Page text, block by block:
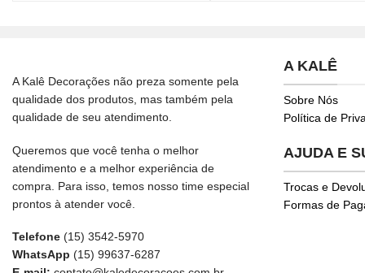
A Kalê Decorações não preza somente pela
qualidade dos produtos, mas também pela
qualidade de seu atendimento.
Queremos que você tenha o melhor
atendimento e a melhor experiência de
compra. Para isso, temos nosso time especial
prontos à atender você.
Telefone (15) 3542-5970
WhatsApp (15) 99637-6287
A KALÊ
Sobre Nós
Política de
AJUDA E
Trocas e
Formas de